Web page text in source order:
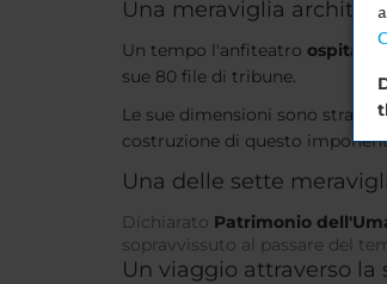
Una meraviglia
Un tempo l'anfiteatro ospitava
sue 80 file di tribune.
Le sue dimensioni sono
costruzione di questo
Una delle sette
Dichiarato Patrimonio
sopravvissuto al passare del
Un viaggio attraverso la